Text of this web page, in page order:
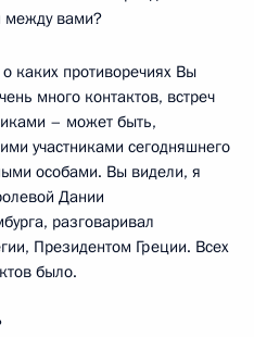
между вами?
каких противоречиях Вы
много контактов, встреч
– может быть,
участниками сегодняшнего
особами. Вы видели, я
Дании
разговаривал
Президентом Греции. Всех
было.